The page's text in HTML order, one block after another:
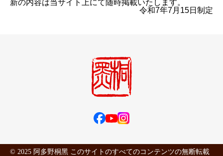
新の内容は当サイト上にて随時掲載いたします。
令和7年7月15日制定
© 2025 阿多野桐黑 このサイトのすべてのコンテンツの無断転載